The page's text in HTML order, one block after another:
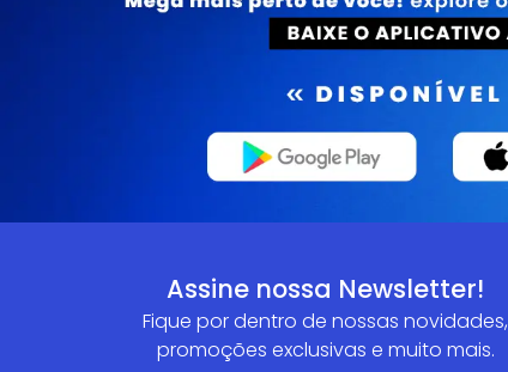
Assine nossa Newsletter!
Fique por dentro de nossas novidades,
promoções exclusivas e muito mais.